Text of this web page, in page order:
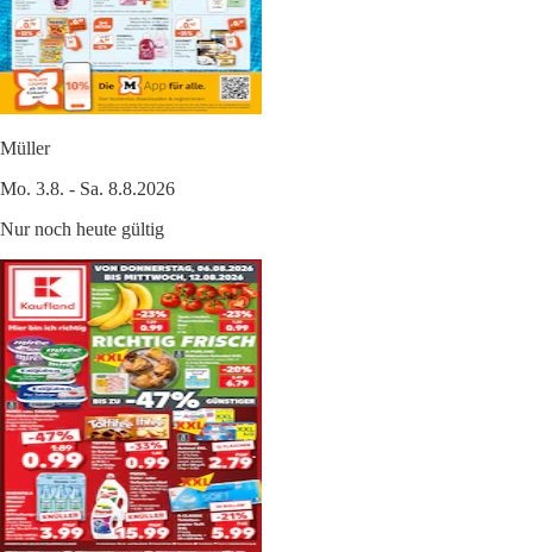
Müller
Mo. 3.8. - Sa. 8.8.2026
Nur noch heute gültig